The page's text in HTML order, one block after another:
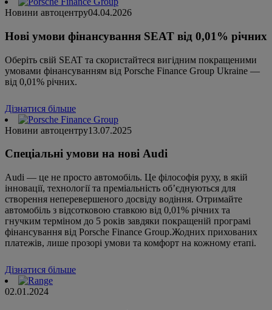
Новини автоцентру04.04.2026
Нові умови фінансування SEAT від 0,01% річних
Оберіть свій SEAT та скористайтеся вигідним покращеними
умовами фінансуванням від Porsche Finance Group Ukraine —
від 0,01% річних.
Дізнатися більше
Новини автоцентру13.07.2025
Спеціальні умови на нові Audi
Audi — це не просто автомобіль. Це філософія руху, в якій
інновації, технології та преміальність об’єднуються для
створення неперевершеного досвіду водіння. Отримайте
автомобіль з відсотковою ставкою від 0,01% річних та
гнучким терміном до 5 років завдяки покращеній програмі
фінансування від Porsche Finance Group.Жодних прихованих
платежів, лише прозорі умови та комфорт на кожному етапі.
Дізнатися більше
02.01.2024